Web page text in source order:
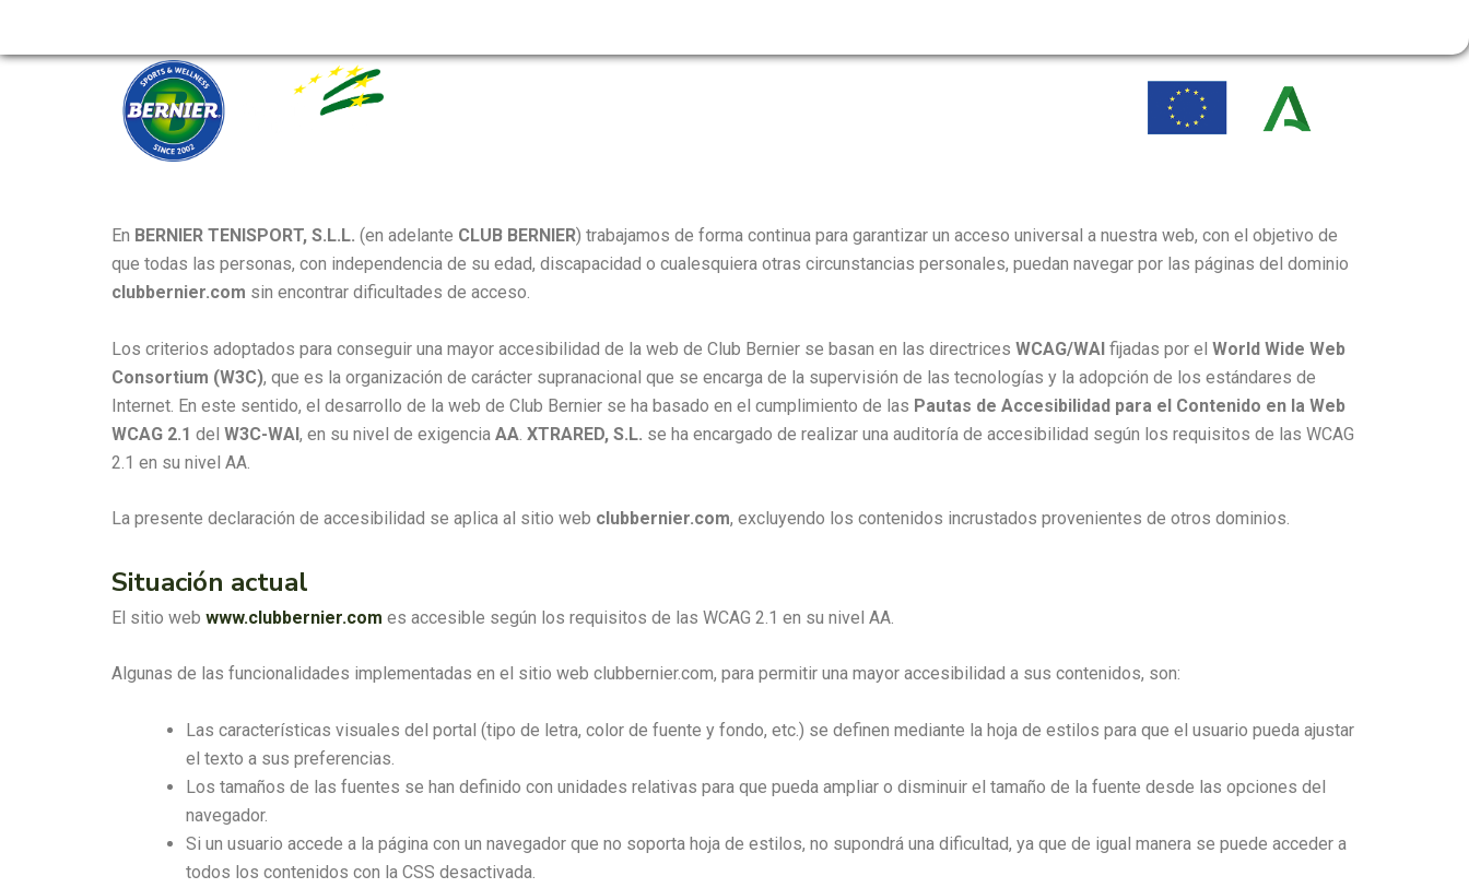
En BERNIER TENISPORT, S.L.L. (en adelante CLUB BERNIER) trabajamos de forma continua para garantizar un acceso universal a nuestra web, con el objetivo de
que todas las personas, con independencia de su edad, discapacidad o cualesquiera otras circunstancias personales, puedan navegar por las páginas del dominio
clubbernier.com sin encontrar dificultades de acceso.
Los criterios adoptados para conseguir una mayor accesibilidad de la web de Club Bernier se basan en las directrices WCAG/WAI fijadas por el World Wide Web
Consortium (W3C), que es la organización de carácter supranacional que se encarga de la supervisión de las tecnologías y la adopción de los estándares de
Internet. En este sentido, el desarrollo de la web de Club Bernier se ha basado en el cumplimiento de las Pautas de Accesibilidad para el Contenido en la Web
WCAG 2.1 del W3C-WAI, en su nivel de exigencia AA XTRARED, S.L. se ha encargado de realizar una auditoría de accesibilidad según los requisitos de las WCAG
2.1 en su nivel AA.
La presente declaración de accesibilidad se aplica al sitio web clubbernier.com, excluyendo los contenidos incrustados provenientes de otros dominios.
Situación actual
El sitio web www.clubbernier.com es accesible según los requisitos de las WCAG 2.1 en su nivel AA.
Algunas de las funcionalidades implementadas en el sitio web clubbernier.com, para permitir una mayor accesibilidad a sus contenidos, son:
Las características visuales del portal (tipo de letra, color de fuente y fondo, etc.) se definen mediante la hoja de estilos para que el usuario pueda ajustar
el texto a sus preferencias.
Los tamaños de las fuentes se han definido con unidades relativas para que pueda ampliar o disminuir el tamaño de la fuente desde las opciones del
navegador.
Si un usuario accede a la página con un navegador que no soporta hoja de estilos, no supondrá una dificultad, ya que de igual manera se puede acceder a
todos los contenidos con la CSS desactivada.